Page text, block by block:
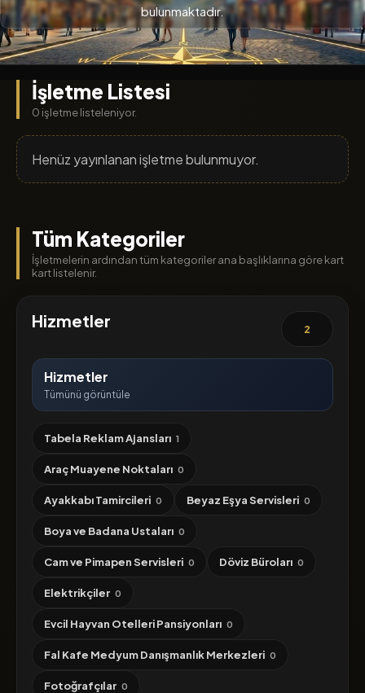
bulunmaktadır.
İşletme Listesi
0 işletme listeleniyor.
Henüz yayınlanan işletme bulunmuyor.
Tüm Kategoriler
İşletmelerin ardından tüm kategoriler ana başlıklarına göre kart
kart listelenir.
Hizmetler 2
Hizmetler
Tümünü görüntüle
Tabela Reklam Ajansları 1
Araç Muayene Noktaları 0
Ayakkabı Tamircileri 0 Beyaz Eşya Servisleri 0
Boya ve Badana Ustaları 0
Cam ve Pimapen Servisleri 0 Döviz Büroları 0
Elektrikçiler 0
Evcil Hayvan Otelleri Pansiyonları 0
Fal Kafe Medyum Danışmanlık Merkezleri 0
Fotoğrafçılar 0